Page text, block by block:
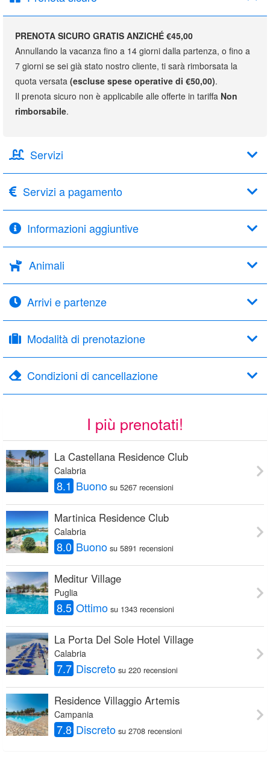
PRENOTA SICURO GRATIS ANZICHÉ €45,00
Annullando la vacanza fino a 14 giorni dalla partenza, o fino a
7 giorni se sei già stato nostro cliente, ti sarà rimborsata la
quota versata (escluse spese operative di €50,00).
Il prenota sicuro non è applicabile alle offerte in tariffa Non
rimborsabile.
Servizi
Servizi a pagamento
Informazioni aggiuntive
Animali
Arrivi e partenze
Modalità di prenotazione
Condizioni di cancellazione
I più prenotati!
La Castellana Residence Club
Calabria
8.1 Buono su 5267 recensioni
Martinica Residence Club
Calabria
8.0 Buono su 5891 recensioni
Meditur Village
Puglia
8.5 Ottimo su 1343 recensioni
La Porta Del Sole Hotel Village
Calabria
7.7 Discreto su 220 recensioni
Residence Villaggio Artemis
Campania
7.8 Discreto su 2708 recensioni